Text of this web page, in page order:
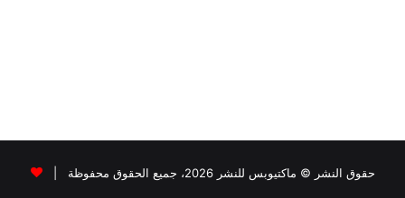
حقوق النشر © ماكتيوبس للنشر 2026، جميع الحقوق محفوظة |